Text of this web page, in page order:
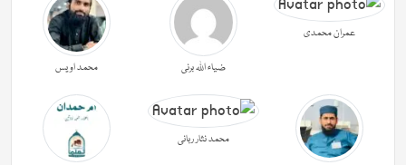
عمران محمدی
ضیاء اللہ برنی محمد اویس
محمد نثار ربانی